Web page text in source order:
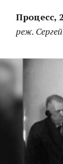
Процесс,
реж.